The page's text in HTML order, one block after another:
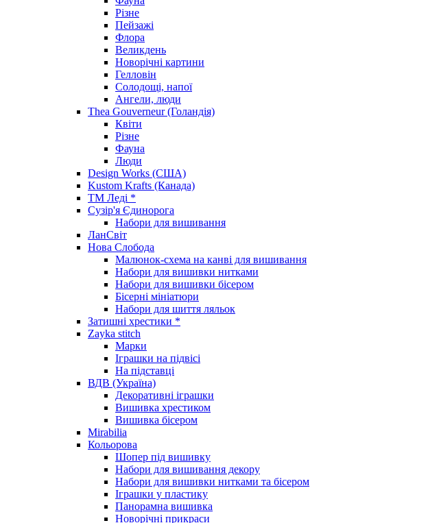
Різне
Пейзажі
Флора
Великдень
Новорічні картини
Гелловін
Солодощі, напої
Ангели, люди
Thea Gouverneur (Голандія)
Квіти
Різне
Фауна
Люди
Design Works (США)
Kustom Krafts (Канада)
ТМ Леді *
Сузір'я Єдинорога
Набори для вишивання
ЛанСвіт
Нова Слобода
Малюнок-схема на канві для вишивання
Набори для вишивки нитками
Набори для вишивки бісером
Бісерні мініатюри
Набори для шиття ляльок
Затишні хрестики *
Zayka stitch
Марки
Іграшки на підвісі
На підставці
ВДВ (Україна)
Декоративні іграшки
Вишивка хрестиком
Вишивка бісером
Mirabilia
Кольорова
Шопер під вишивку
Набори для вишивання декору
Набори для вишивки нитками та бісером
Іграшки у пластику
Панорамна вишивка
Новорічні прикраси